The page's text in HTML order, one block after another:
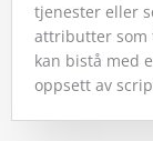
tjenester eller
attributter som
kan bistå med
oppsett av